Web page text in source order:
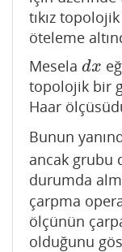
tıkız
öteleme
Mesela dx
dx
topolojik bir
Haar
Bunun
ancak grubu
durumda
çarpma
ölçünün
olduğunu